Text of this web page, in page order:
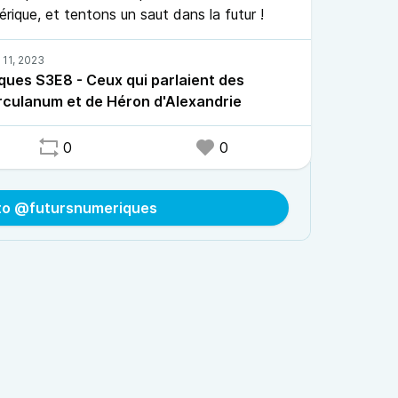
et tentons un saut dans la futur !
S3E8 - Ceux qui parlaient des
et de Héron d'Alexandrie
0 0
@futursnumeriques